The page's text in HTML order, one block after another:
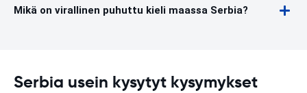
Mikä on virallinen puhuttu kieli maassa Serbia?
Serbia usein kysytyt kysymykset